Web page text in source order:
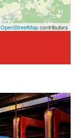
OpenStreetMapcontributors